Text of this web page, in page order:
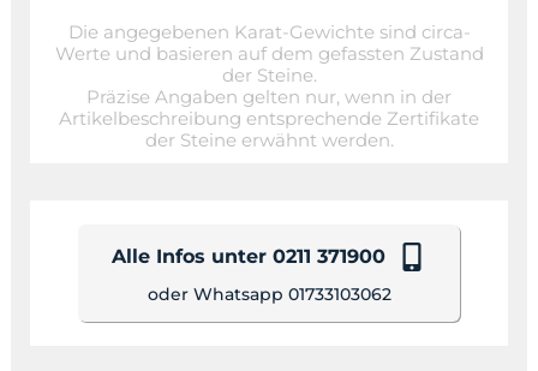
Die angegebenen Karat-Gewichte sind circa-
Werte und basieren auf dem gefassten Zustand
der Steine.
Präzise Angaben gelten nur, wenn in der
Artikelbeschreibung entsprechende Zertifikate
der Steine erwähnt werden.
Alle Infos unter 0211 371900
oder Whatsapp 01733103062